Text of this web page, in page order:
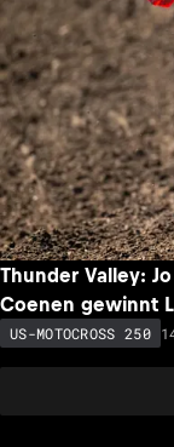
Thunder Valley:
Coenen gewinnt
US-MOTOCROSS 250